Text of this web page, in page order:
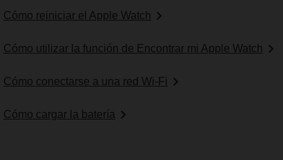
Cómo reiniciar el Apple Watch
Cómo utilizar la función de Encontrar mi Apple Watch
Cómo conectarse a una red Wi-Fi
Cómo cargar la batería